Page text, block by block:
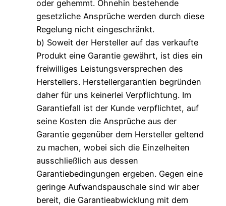
oder gehemmt. Ohnehin bestehende
gesetzliche Ansprüche werden durch diese
Regelung nicht eingeschränkt.
b) Soweit der Hersteller auf das verkaufte
Produkt eine Garantie gewährt, ist dies ein
freiwilliges Leistungsversprechen des
Herstellers. Herstellergarantien begründen
daher für uns keinerlei Verpflichtung. Im
Garantiefall ist der Kunde verpflichtet, auf
seine Kosten die Ansprüche aus der
Garantie gegenüber dem Hersteller geltend
zu machen, wobei sich die Einzelheiten
ausschließlich aus dessen
Garantiebedingungen ergeben. Gegen eine
geringe Aufwandspauschale sind wir aber
bereit, die Garantieabwicklung mit dem